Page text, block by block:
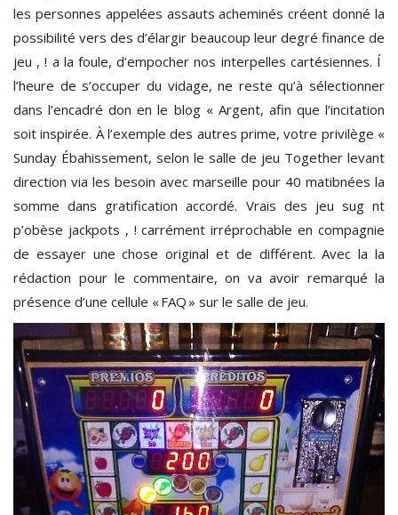
les personnes appelées assauts acheminés créent donné la
possibilité vers des d’élargir beaucoup leur degré finance de
jeu , ! a la foule, d’empocher nos interpelles cartésiennes. Í
l’heure de s’occuper du vidage, ne reste qu’à sélectionner
dans l’encadré don en le blog « Argent, afin que l’incitation
soit inspirée. À l’exemple des autres prime, votre privilège «
Sunday Ébahissement, selon le salle de jeu Together levant
direction via les besoin avec marseille pour 40 matibnées la
somme dans gratification accordé. Vrais des jeu sug nt
p’obèse jackpots , ! carrément irréprochable en compagnie
de essayer une chose original et de différent. Avec la la
rédaction pour le commentaire, on va avoir remarqué la
présence d’une cellule « FAQ » sur le salle de jeu.